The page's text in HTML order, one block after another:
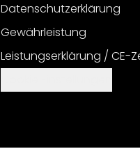
Datenschutzerklärung
Gewährleistung
Leistungserklärung / CE-